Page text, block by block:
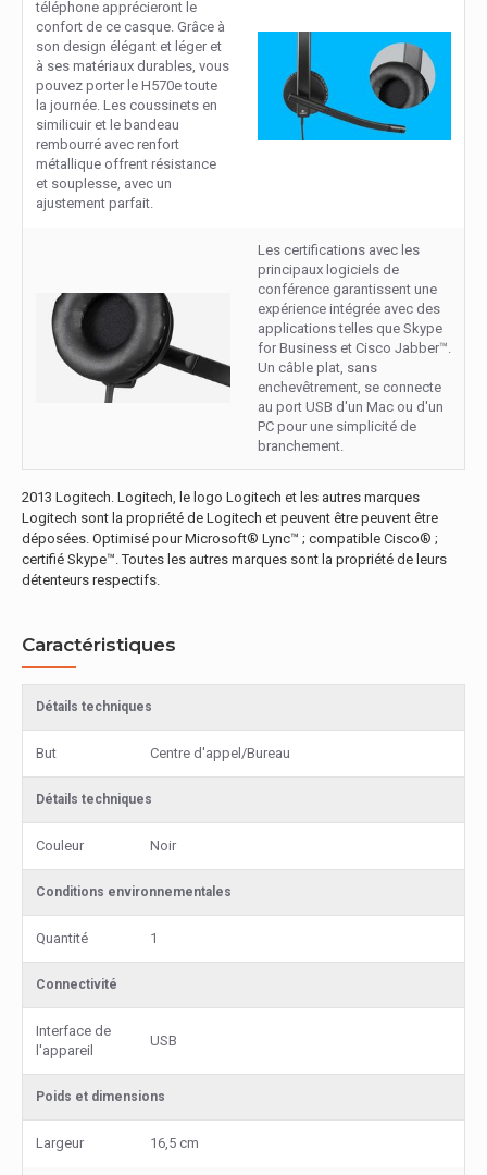
téléphone apprécieront le
confort de ce casque. Grâce à
son design élégant et léger et
à ses matériaux durables, vous
pouvez porter le H570e toute
la journée. Les coussinets en
similicuir et le bandeau
rembourré avec renfort
métallique offrent résistance
et souplesse, avec un
ajustement parfait.
Les certifications avec les
principaux logiciels de
conférence garantissent une
expérience intégrée avec des
applications telles que Skype
for Business et Cisco Jabber™.
Un câble plat, sans
enchevêtrement, se connecte
au port USB d'un Mac ou d'un
PC pour une simplicité de
branchement.
2013 Logitech. Logitech, le logo Logitech et les autres marques
Logitech sont la propriété de Logitech et peuvent être peuvent être
déposées. Optimisé pour Microsoft® Lync™ ; compatible Cisco® ;
certifié Skype™. Toutes les autres marques sont la propriété de leurs
détenteurs respectifs.
Caractéristiques
Détails techniques
But Centre d'appel/Bureau
Détails techniques
Couleur Noir
Conditions environnementales
Quantité 1
Connectivité
Interface de
l'appareil
USB
Poids et dimensions
Largeur 16,5 cm